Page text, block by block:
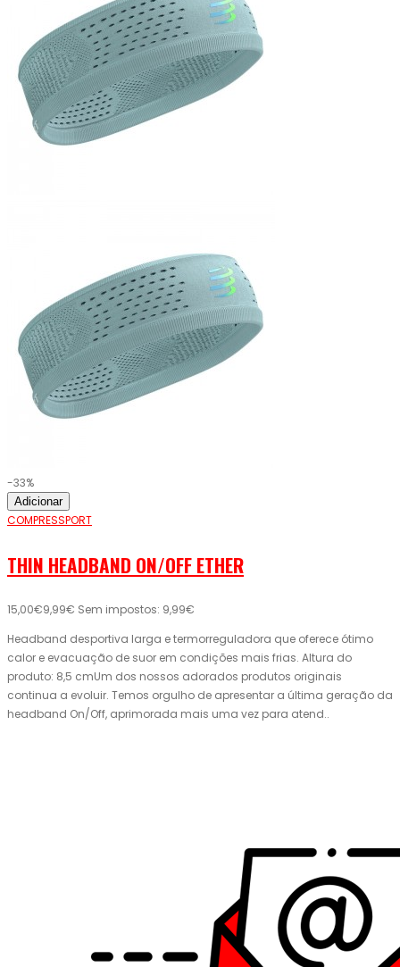
-33%
Adicionar
COMPRESSPORT
THIN HEADBAND ON/OFF ETHER
15,00€9,99€ Sem impostos: 9,99€
Headband desportiva larga e termorreguladora que oferece ótimo
calor e evacuação de suor em condições mais frias. Altura do
produto: 8,5 cmUm dos nossos adorados produtos originais
continua a evoluir. Temos orgulho de apresentar a última geração da
headband On/Off, aprimorada mais uma vez para atend..